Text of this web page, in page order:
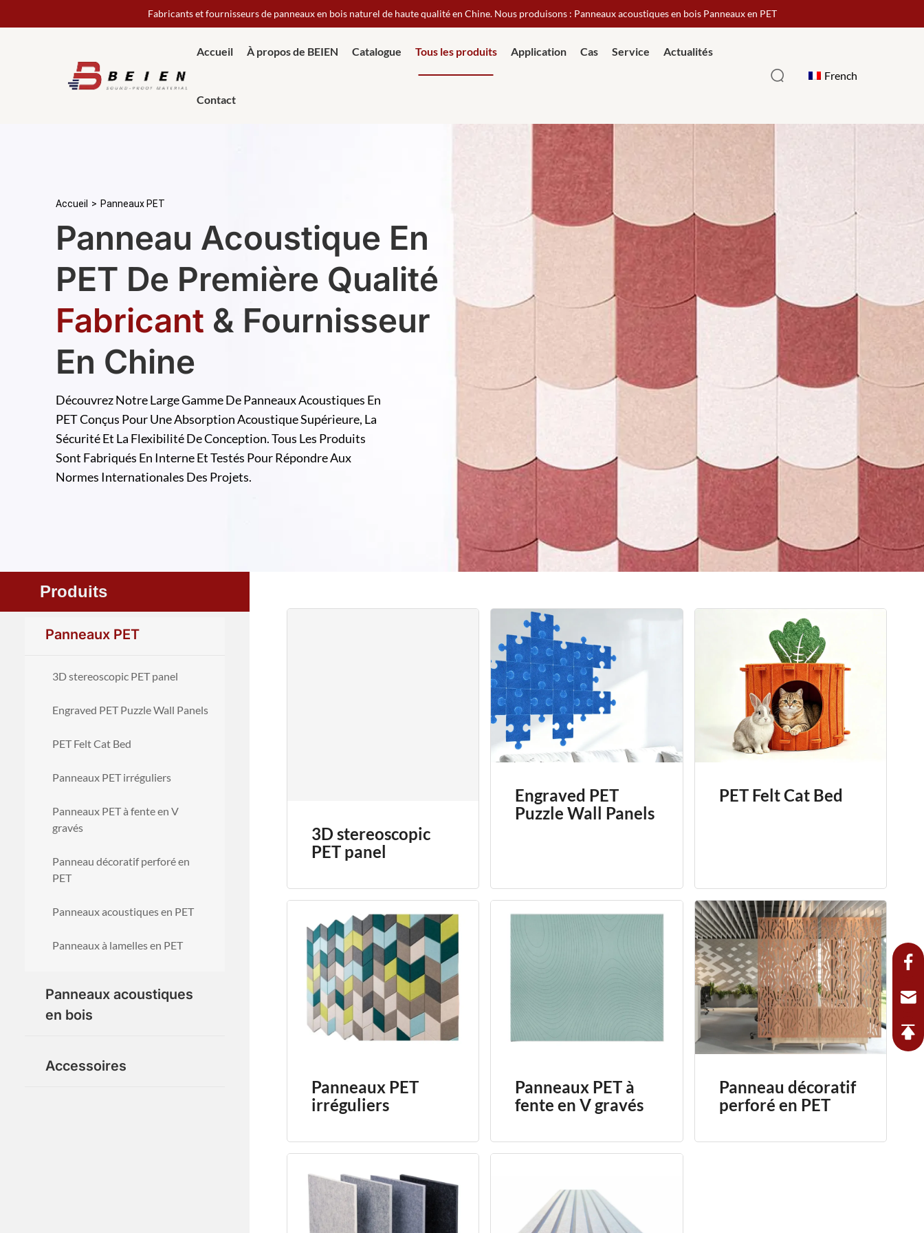
Fabricants et fournisseurs de panneaux en bois naturel de haute qualité en Chine. Nous produisons : Panneaux acoustiques en bois Panneaux en PET
Accueil À propos de BEIEN Catalogue Tous les produits Application Cas Service Actualités
Contact
French
Accueil > Panneaux PET
Panneau Acoustique En
PET De Première Qualité
Fabricant & Fournisseur
En Chine
Découvrez Notre Large Gamme De Panneaux Acoustiques En
PET Conçus Pour Une Absorption Acoustique Supérieure, La
Sécurité Et La Flexibilité De Conception. Tous Les Produits
Sont Fabriqués En Interne Et Testés Pour Répondre Aux
Normes Internationales Des Projets.
Produits
Panneaux PET
3D stereoscopic PET panel
Engraved PET Puzzle Wall Panels
PET Felt Cat Bed
Panneaux PET irréguliers
Panneaux PET à fente en V
gravés
Panneau décoratif perforé en
PET
Panneaux acoustiques en PET
Panneaux à lamelles en PET
Panneaux acoustiques
en bois
Accessoires
3D stereoscopic
PET panel
Engraved PET
Puzzle Wall Panels
PET Felt Cat Bed
Panneaux PET
irréguliers
Panneaux PET à
fente en V gravés
Panneau décoratif
perforé en PET